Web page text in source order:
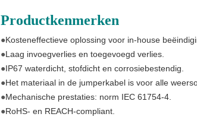
Productkenmerken
●Kosteneffectieve oplossing voor in-house
●Laag invoegverlies en toegevoegd verlies
●IP67 waterdicht, stofdicht en corrosiebestendig
●Het materiaal in de jumperkabel is voor alle
●Mechanische prestaties: norm IEC 61754-4.
●RoHS- en REACH-compliant.